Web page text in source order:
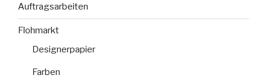
Auftragsarbeiten
Flohmarkt
Designerpapier
Farben